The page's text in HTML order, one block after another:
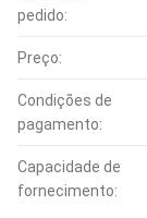
pedido:
Preço:
Condições de
pagamento:
Capacidade de
fornecimento: